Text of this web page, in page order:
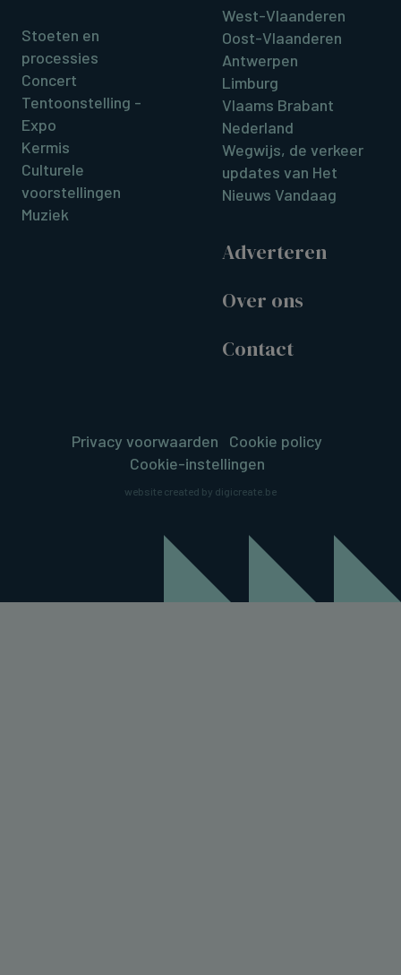
Stoeten en
processies
Concert
Tentoonstelling -
Expo
Kermis
Culturele
voorstellingen
Muziek
West-Vlaanderen
Oost-Vlaanderen
Antwerpen
Limburg
Vlaams Brabant
Nederland
Wegwijs, de verkeer
updates van Het
Nieuws Vandaag
Adverteren
Over ons
Contact
Privacy voorwaarden
Cookie policy
Cookie-instellingen
website created by digicreate.be